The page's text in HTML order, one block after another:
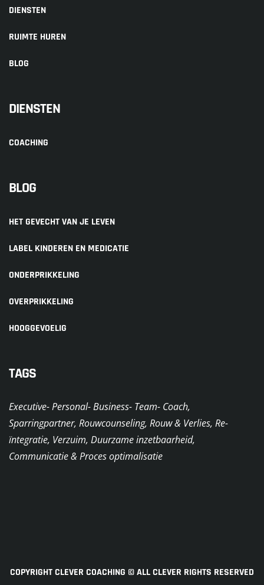
DIENSTEN
RUIMTE HUREN
BLOG
DIENSTEN
COACHING
BLOG
HET GEVECHT VAN JE LEVEN
LABEL KINDEREN EN MEDICATIE
ONDERPRIKKELING
OVERPRIKKELING
HOOGGEVOELIG
TAGS
Executive- Personal- Business- Team- Coach,
Sparringpartner, Rouwcounseling, Rouw & Verlies, Re-
ïntegratie, Verzuim, Duurzame inzetbaarheid,
Communicatie & Proces optimalisatie
COPYRIGHT CLEVER COACHING © ALL CLEVER RIGHTS RESERVED